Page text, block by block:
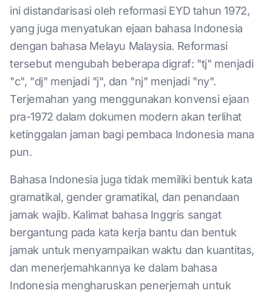
ini distandarisasi oleh reformasi EYD tahun 1972,
yang juga menyatukan ejaan bahasa Indonesia
dengan bahasa Melayu Malaysia. Reformasi
tersebut mengubah beberapa digraf: "tj" menjadi
"c", "dj" menjadi "j", dan "nj" menjadi "ny".
Terjemahan yang menggunakan konvensi ejaan
pra-1972 dalam dokumen modern akan terlihat
ketinggalan jaman bagi pembaca Indonesia mana
pun.
Bahasa Indonesia juga tidak memiliki bentuk kata
gramatikal, gender gramatikal, dan penandaan
jamak wajib. Kalimat bahasa Inggris sangat
bergantung pada kata kerja bantu dan bentuk
jamak untuk menyampaikan waktu dan kuantitas,
dan menerjemahkannya ke dalam bahasa
Indonesia mengharuskan penerjemah untuk